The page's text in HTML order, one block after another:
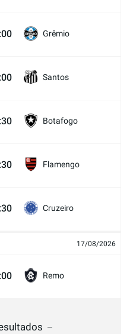
Grêmio
Santos
Botafogo
Flamengo
Cruzeiro
17/08/2026
Remo